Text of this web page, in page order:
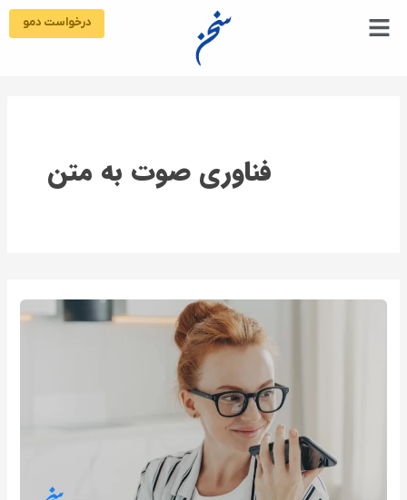
درخواست دمو
فناوری صوت به متن